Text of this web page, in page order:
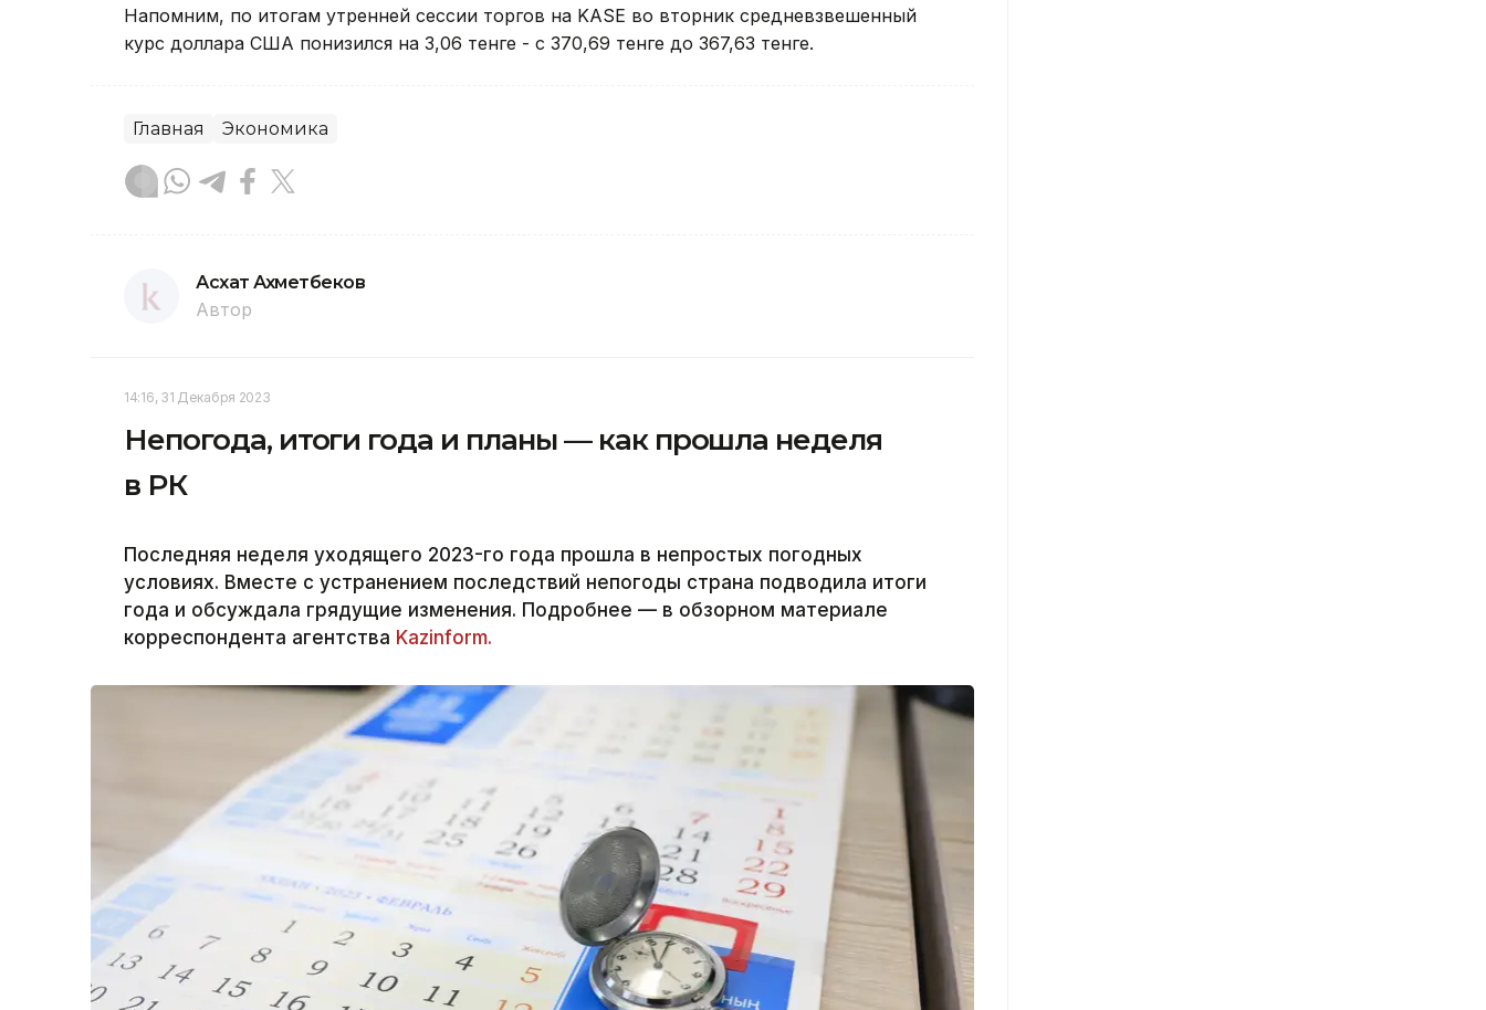
Напомним, по итогам утренней сессии торгов на KASE во вторник средневзвешенный
курс доллара США понизился на 3,06 тенге - с 370,69 тенге до 367,63 тенге.
Главная Экономика
Асхат Ахметбеков
Автор
14:16, 31 Декабря 2023
Непогода, итоги года и планы — как прошла неделя
в РК
Последняя неделя уходящего 2023-го года прошла в непростых погодных
условиях. Вместе с устранением последствий непогоды страна подводила итоги
года и обсуждала грядущие изменения. Подробнее — в обзорном материале
корреспондента агентства Kazinform.